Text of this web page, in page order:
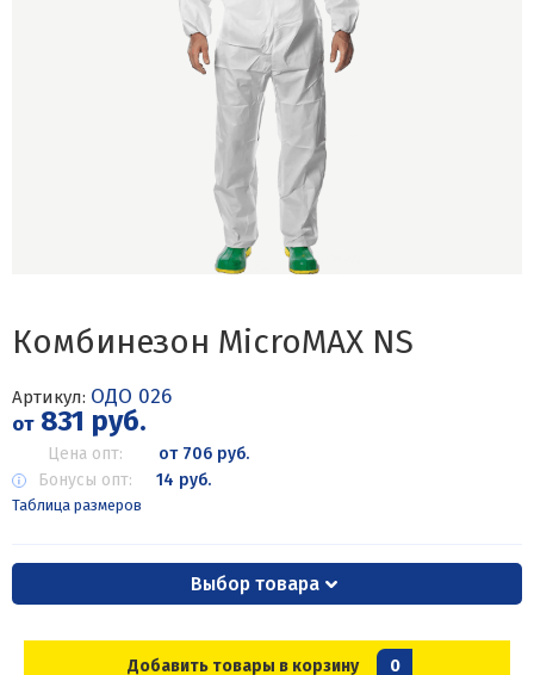
Комбинезон MicroMAX NS
Артикул: ОДО 026
от831 руб.
Цена опт:
от 706 руб.
Бонусы опт:
14 руб.
Таблица размеров
Выбор товара
Добавить товары в корзину 0